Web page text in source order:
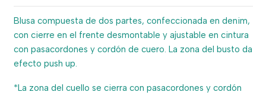
Blusa compuesta de dos partes, confeccionada en denim,
con cierre en el frente desmontable y ajustable en cintura
con pasacordones y cordón de cuero. La zona del busto da
efecto push up.
*La zona del cuello se cierra con pasacordones y cordón